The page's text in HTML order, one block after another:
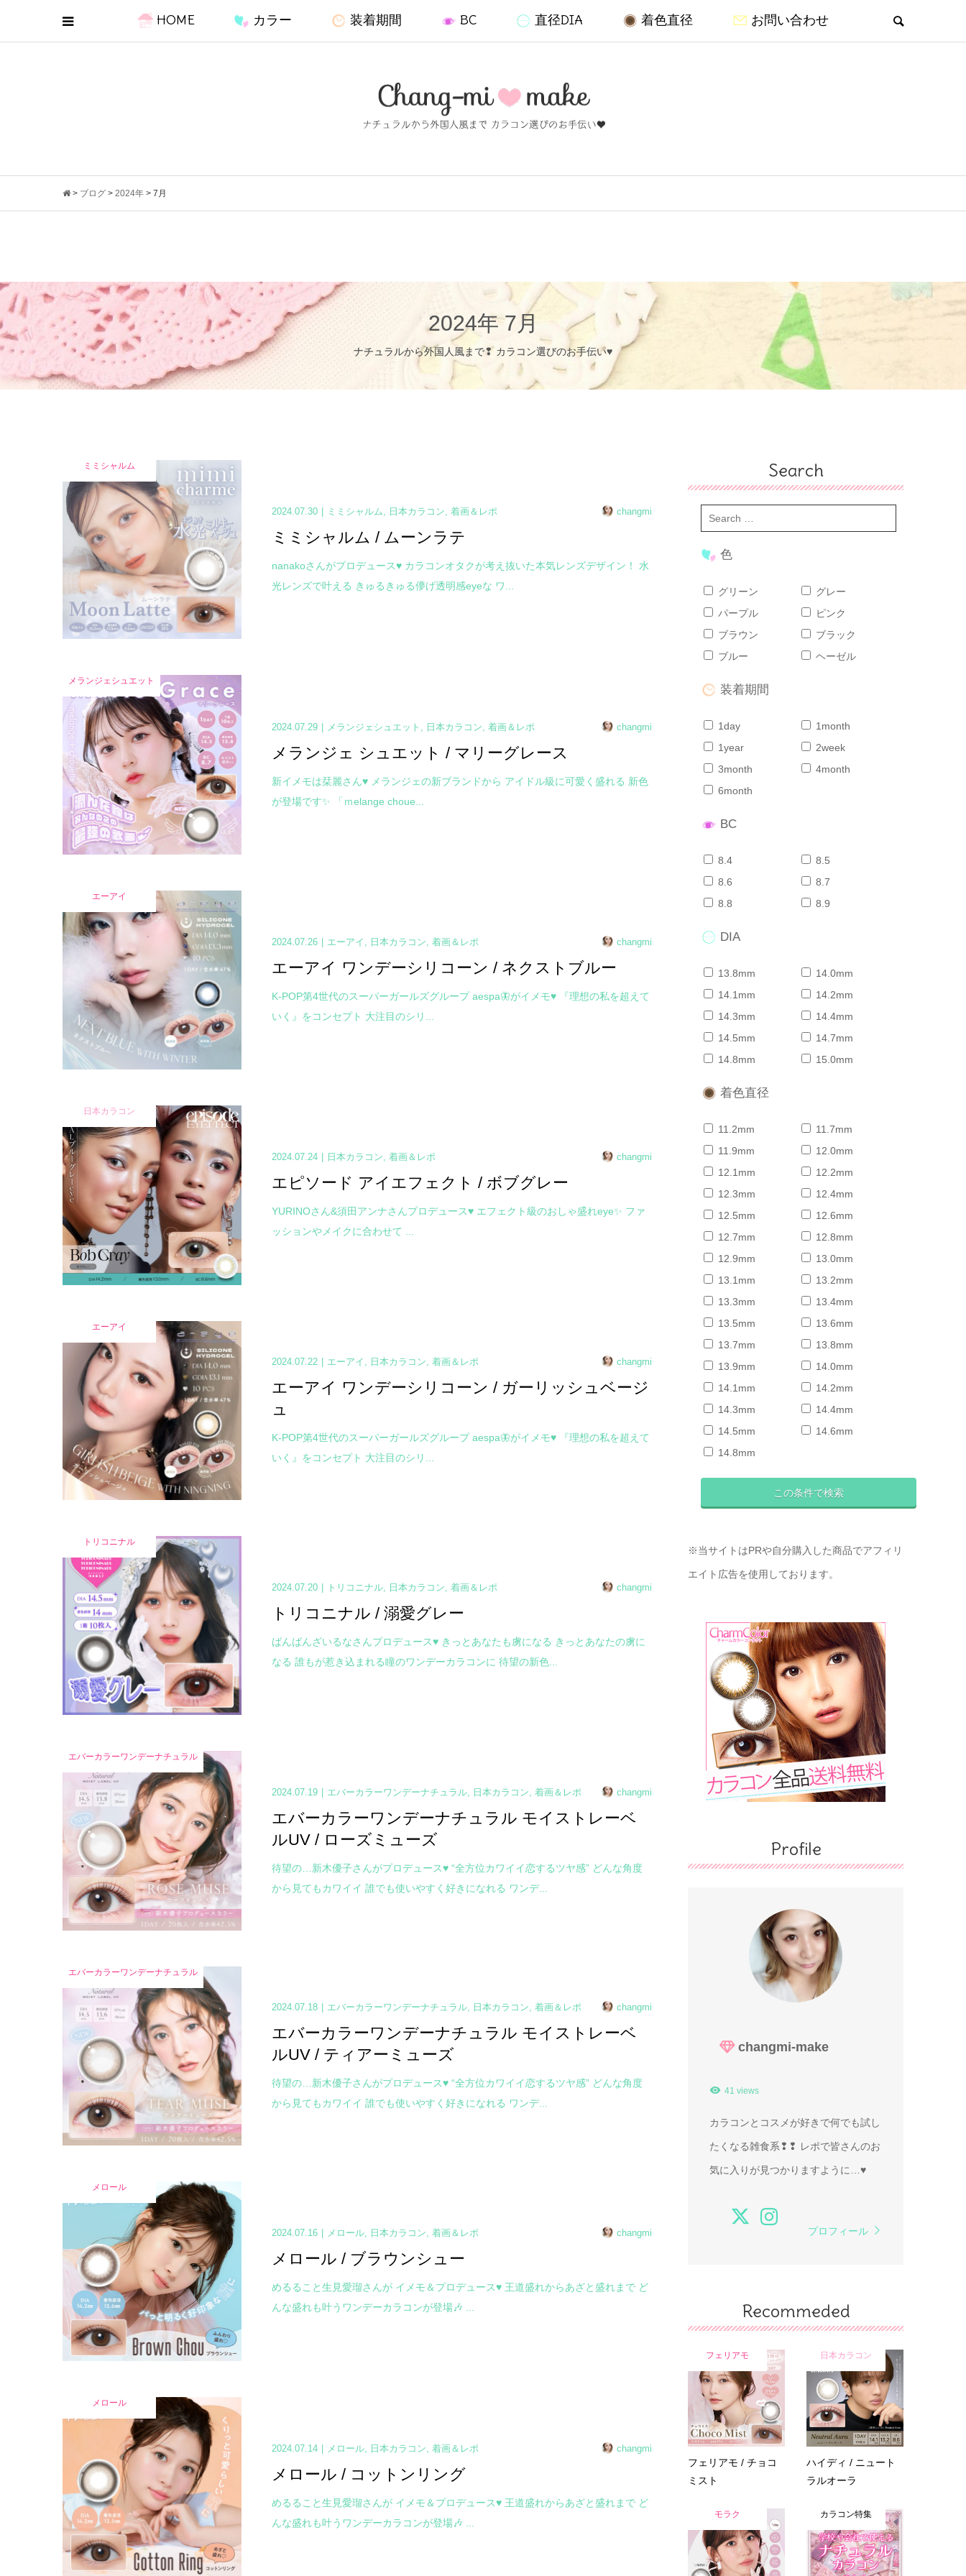
HOME カラー 装着期間 BC 直径DIA 着色直径 お問い合わせ
> ブログ > 2024年 > 7月
2024年 7月
ナチュラルから外国人風まで❢ カラコン選びのお手伝い♥
ミミシャルム
2024.07.30 ミミシャルム, 日本カラコン,着画＆レポ changmi
ミミシャルム / ムーンラテ
nanakoさんがプロデュース♥ カラコンオタクが考え抜いた本気レンズデザイン！ 水
光レンズで叶える きゅるきゅる儚げ透明感eyeな ワ...
メランジェシュエット
2024.07.29 メランジェシュエット 日本カラコン ,着画＆レポ changmi
メランジェ シュエット / マリーグレース
新イメモは栞麗さん♥ メランジェの新ブランドから アイドル級に可愛く盛れる 新色
が登場です✨ 「ｍelange choue...
エーアイ
2024.07.26 エーアイ 日本カラコン ,着画＆レポ changmi
エーアイ ワンデーシリコーン / ネクストブルー
K-POP第4世代のスーパーガールズグループ aespa🦋がイメモ♥ 『理想の私を超えて
いく』をコンセプト 大注目のシリ...
日本カラコン
2024.07.24 日本カラコン,着画＆レポ changmi
エピソード アイエフェクト / ボブグレー
YURINOさん&須田アンナさんプロデュース♥ エフェクト級のおしゃ盛れeye✨ ファ
ッションやメイクに合わせて ...
エーアイ
2024.07.22 エーアイ 日本カラコン ,着画＆レポ changmi
エーアイ ワンデーシリコーン / ガーリッシュベージ
ュ
K-POP第4世代のスーパーガールズグループ aespa🦋がイメモ♥ 『理想の私を超えて
いく』をコンセプト 大注目のシリ...
トリコニナル
2024.07.20 トリコニナル, 日本カラコン,着画＆レポ changmi
トリコニナル / 溺愛グレー
ばんばんざいるなさんプロデュース♥ きっとあなたも虜になる きっとあなたの虜に
なる 誰もが惹き込まれる瞳のワンデーカラコンに 待望の新色...
エバーカラーワンデーナチュラル
2024.07.19 エバーカラーワンデーナチュラル 日本カラコン ,着画＆レポ changmi
エバーカラーワンデーナチュラル モイストレーベ
ルUV / ローズミューズ
待望の…新木優子さんがプロデュース♥ “全方位カワイイ恋するツヤ感” どんな角度
から見てもカワイイ 誰でも使いやすく好きになれる ワンデ...
エバーカラーワンデーナチュラル
2024.07.18 エバーカラーワンデーナチュラル 日本カラコン ,着画＆レポ changmi
エバーカラーワンデーナチュラル モイストレーベ
ルUV / ティアーミューズ
待望の…新木優子さんがプロデュース♥ “全方位カワイイ恋するツヤ感” どんな角度
から見てもカワイイ 誰でも使いやすく好きになれる ワンデ...
メロール
2024.07.16 メロール, 日本カラコン,着画＆レポ changmi
メロール / ブラウンシュー
めるること生見愛瑠さんが イメモ＆プロデュース♥ 王道盛れからあざと盛れまで ど
んな盛れも叶うワンデーカラコンが登場🎶 ...
メロール
2024.07.14 メロール 日本カラコン ,着画＆レポ changmi
メロール / コットンリング
めるること生見愛瑠さんが イメモ＆プロデュース♥ 王道盛れからあざと盛れまで ど
んな盛れも叶うワンデーカラコンが登場🎶 ...
Search
色
グリーン
グレー
パープル
ピンク
ブラウン
ブラック
ブルー
ヘーゼル
装着期間
1day
1month
1year
2week
3month
4month
6month
BC
8.4
8.5
8.6
8.7
8.8
8.9
DIA
13.8mm
14.0mm
14.1mm
14.2mm
14.3mm
14.4mm
14.5mm
14.7mm
14.8mm
15.0mm
着色直径
11.2mm
11.7mm
11.9mm
12.0mm
12.1mm
12.2mm
12.3mm
12.4mm
12.5mm
12.6mm
12.7mm
12.8mm
12.9mm
13.0mm
13.1mm
13.2mm
13.3mm
13.4mm
13.5mm
13.6mm
13.7mm
13.8mm
13.9mm
14.0mm
14.1mm
14.2mm
14.3mm
14.4mm
14.5mm
14.6mm
14.8mm
※当サイトはPRや自分購入した商品でアフィリ
エイト広告を使用しております。
Profile
changmi-make
41 views
カラコンとコスメが好きで何でも試し
たくなる雑食系❢❢ レポで皆さんのお
気に入りが見つかりますように…♥
プロフィール
Recommeded
フェリアモ
フェリアモ / チョコ
ミスト
日本カラコン
ハイディ / ニュート
ラルオーラ
モラク カラコン特集